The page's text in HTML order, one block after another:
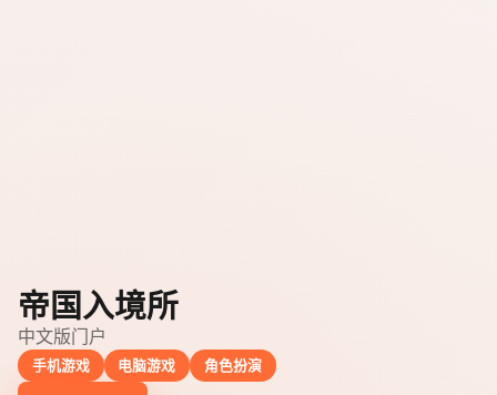
帝国入境所
中文版门户
手机游戏 电脑游戏 角色扮演